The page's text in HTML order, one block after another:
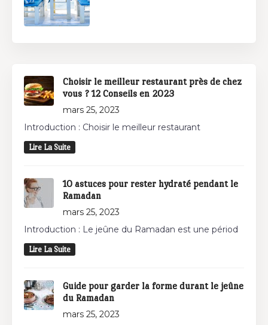
Choisir le meilleur restaurant près de chez
vous ? 12 Conseils en 2023
mars 25, 2023
Introduction : Choisir le meilleur restaurant
Lire La Suite
10 astuces pour rester hydraté pendant le
Ramadan
mars 25, 2023
Introduction : Le jeûne du Ramadan est une périod
Lire La Suite
Guide pour garder la forme durant le jeûne
du Ramadan
mars 25, 2023